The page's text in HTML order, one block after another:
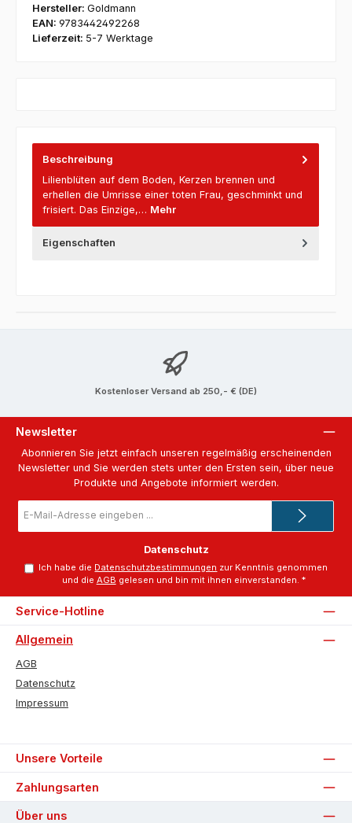
Hersteller: Goldmann
EAN: 9783442492268
Lieferzeit: 5-7 Werktage
Beschreibung
Lilienblüten auf dem Boden, Kerzen brennen und
erhellen die Umrisse einer toten Frau, geschminkt und
frisiert. Das Einzige,… Mehr
Eigenschaften
Kostenloser Versand ab 250,- € (DE)
Newsletter
Abonnieren Sie jetzt einfach unseren regelmäßig erscheinenden
Newsletter und Sie werden stets unter den Ersten sein, über neue
Produkte und Angebote informiert werden.
Mail-
Datenschutz
Ich habe die Datenschutzbestimmungen zur Kenntnis genommen
und die AGB gelesen und bin mit ihnen einverstanden. *
Service-Hotline
Allgemein
AGB
Datenschutz
Impressum
Unsere Vorteile
Zahlungsarten
Über uns